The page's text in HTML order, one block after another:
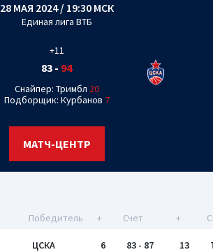
28 МАЯ 2024 / 19:30 МСК
Единая лига ВТБ
+11
83 - 94
Снайпер: Тримбл 20
Подборщик: Курбанов 7
МАТЧ-ЦЕНТР
Победитель + Счет +
ЦСКА 6 83 - 87 13